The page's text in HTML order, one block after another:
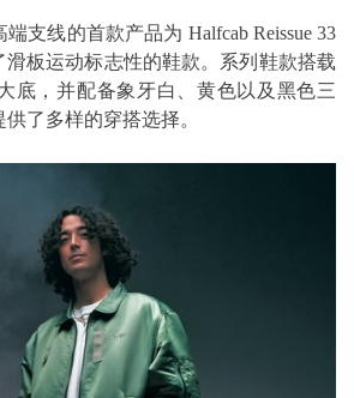
支线的首款产品为 Halfcab Reissue 33
滑板运动标志性的鞋款。系列鞋款搭载
底，并配备象牙白、黄色以及黑色三
了多样的穿搭选择。